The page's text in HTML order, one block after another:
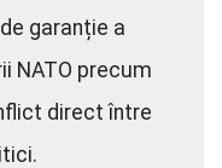
garanție a
NATO precum
direct între